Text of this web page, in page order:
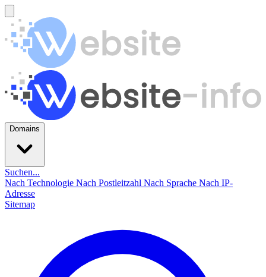
Domains
Suchen...
Nach Technologie Nach Postleitzahl Nach Sprache Nach IP-
Adresse
Sitemap